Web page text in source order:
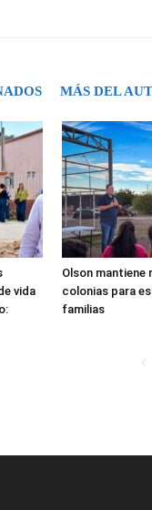
MÁS DEL
vida
Olson
colonias para
familias